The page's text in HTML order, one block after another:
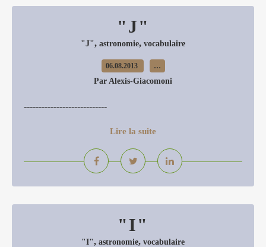
"J"
"J", astronomie, vocabulaire
06.08.2013 …
Par Alexis-Giacomoni
----------------------------
Lire la suite
"I"
"I", astronomie, vocabulaire